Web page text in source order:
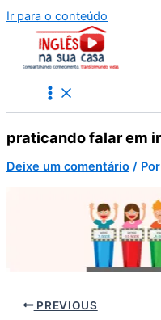
Ir para o conteúdo
praticando falar em
Deixe um comentário / Por
PREVIOUS